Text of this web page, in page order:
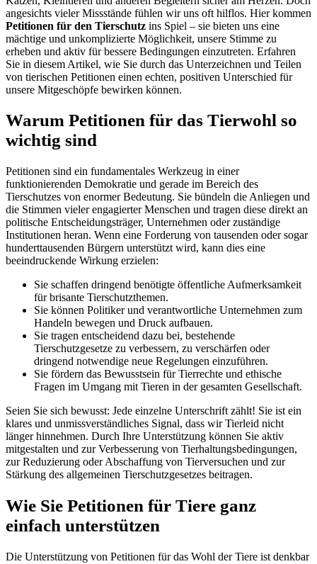
angesichts vieler Missstände fühlen wir uns oft hilflos. Hier kommen
Petitionen für den Tierschutz ins Spiel – sie bieten uns eine
mächtige und unkomplizierte Möglichkeit, unsere Stimme zu
erheben und aktiv für bessere Bedingungen einzutreten. Erfahren
Sie in diesem Artikel, wie Sie durch das Unterzeichnen und Teilen
von tierischen Petitionen einen echten, positiven Unterschied für
unsere Mitgeschöpfe bewirken können.
Warum Petitionen für das Tierwohl so
wichtig sind
Petitionen sind ein fundamentales Werkzeug in einer
funktionierenden Demokratie und gerade im Bereich des
Tierschutzes von enormer Bedeutung. Sie bündeln die Anliegen und
die Stimmen vieler engagierter Menschen und tragen diese direkt an
politische Entscheidungsträger, Unternehmen oder zuständige
Institutionen heran. Wenn eine Forderung von tausenden oder sogar
hunderttausenden Bürgern unterstützt wird, kann dies eine
beeindruckende Wirkung erzielen:
Sie schaffen dringend benötigte öffentliche Aufmerksamkeit
für brisante Tierschutzthemen.
Sie können Politiker und verantwortliche Unternehmen zum
Handeln bewegen und Druck aufbauen.
Sie tragen entscheidend dazu bei, bestehende
Tierschutzgesetze zu verbessern, zu verschärfen oder
dringend notwendige neue Regelungen einzuführen.
Sie fördern das Bewusstsein für Tierrechte und ethische
Fragen im Umgang mit Tieren in der gesamten Gesellschaft.
Seien Sie sich bewusst: Jede einzelne Unterschrift zählt! Sie ist ein
klares und unmissverständliches Signal, dass wir Tierleid nicht
länger hinnehmen. Durch Ihre Unterstützung können Sie aktiv
mitgestalten und zur Verbesserung von Tierhaltungsbedingungen,
zur Reduzierung oder Abschaffung von Tierversuchen und zur
Stärkung des allgemeinen Tierschutzgesetzes beitragen.
Wie Sie Petitionen für Tiere ganz
einfach unterstützen
Die Unterstützung von Petitionen für das Wohl der Tiere ist denkbar